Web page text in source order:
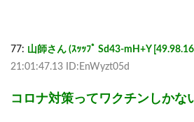
77: 山師さん (ｽｯｯﾌﾟ Sd43-mH+Y
21:01:47.13 ID:EnWyzt05d
コロナ対策ってワクチンしかな